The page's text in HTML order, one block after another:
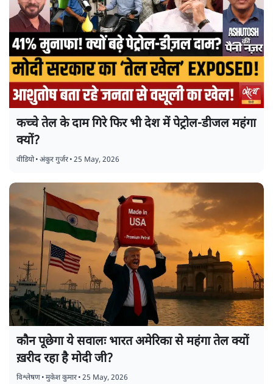
कच्चे तेल के दाम गिरे फिर भी देश में पेट्रोल-डीजल महंगा
क्यों?
वीडियो•अंकुर गुर्जर•25 May, 2026
कौन पूछेगा ये सवालः भारत अमेरिका से महंगा तेल क्यों
ख़रीद रहा है मोदी जी?
विश्लेषण•मुकेश कुमार•25 May, 2026